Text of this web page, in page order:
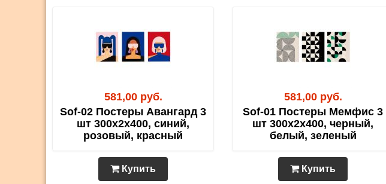
581,00 руб.
Sof-02 Постеры Авангард 3
шт 300х2х400, синий,
розовый, красный
Купить
581,00 руб.
Sof-01 Постеры Мемфис 3
шт 300х2х400, черный,
белый, зеленый
Купить